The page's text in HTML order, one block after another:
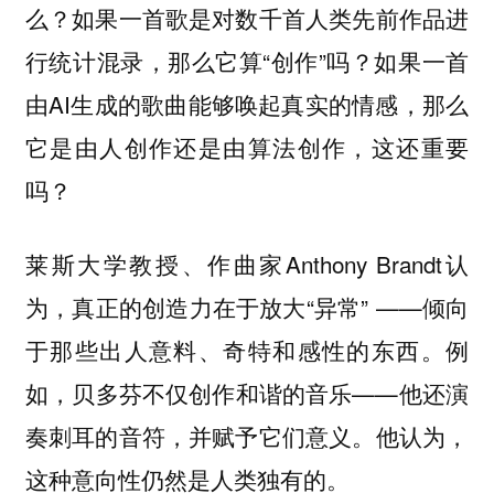
么？如果一首歌是对数千首人类先前作品进
行统计混录，那么它算“创作”吗？如果一首
由AI生成的歌曲能够唤起真实的情感，那么
它是由人创作还是由算法创作，这还重要
吗？
莱斯大学教授、作曲家Anthony Brandt认
为，真正的创造力在于放大“异常” ——倾向
于那些出人意料、奇特和感性的东西。例
如，贝多芬不仅创作和谐的音乐——他还演
奏刺耳的音符，并赋予它们意义。他认为，
这种意向性仍然是人类独有的。